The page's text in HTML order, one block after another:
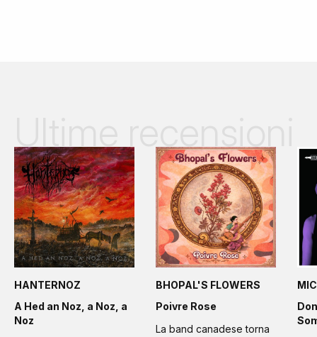
HANTERNOZ
A Hed an Noz, a Noz, a
Noz
BHOPAL'S FLOWERS
Poivre Rose
La band canadese torna